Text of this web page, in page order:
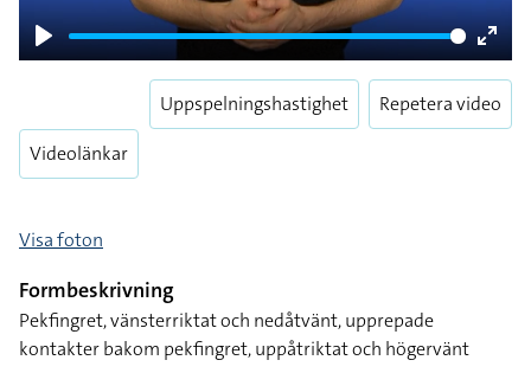
Play
Enter
Videolänkar
Uppspelningshastighet Repetera video
Visa foton
Formbeskrivning
Pekfingret, vänsterriktat och nedåtvänt, upprepade
kontakter bakom pekfingret, uppåtriktat och högervänt